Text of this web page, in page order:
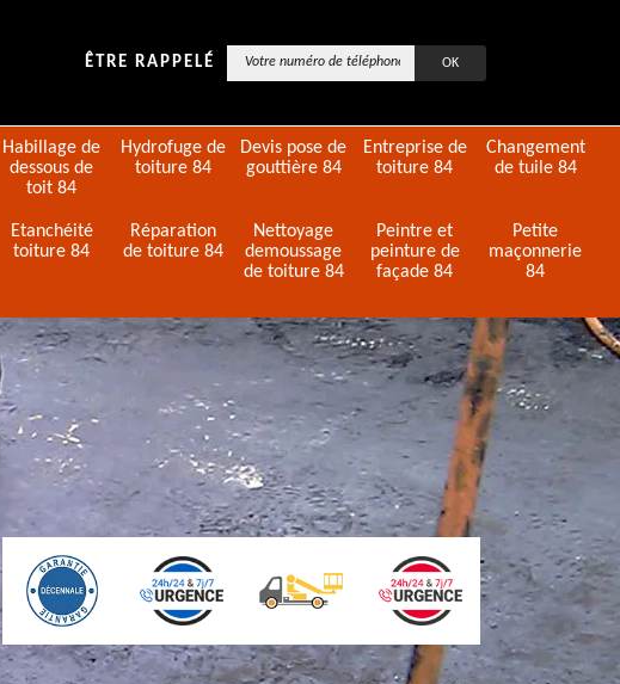
ÊTRE RAPPELÉ
Habillage de
dessous de
toit 84
Hydrofuge de
toiture 84
Devis pose de
gouttière 84
Entreprise de
toiture 84
Changement
de tuile 84
Etanchéité
toiture 84
Réparation
de toiture 84
Nettoyage
demoussage
de toiture 84
Peintre et
peinture de
façade 84
Petite
maçonnerie
84